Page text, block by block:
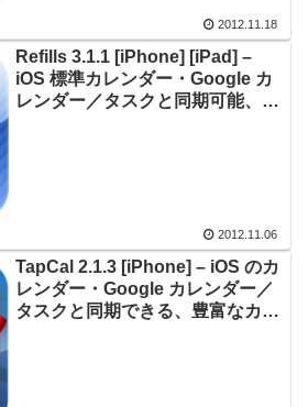
2012.11.18
Refills 3.1.1 [iPhone] [iPad] –
iOS 標準カレンダー・Google カ
レンダー／タスクと同期可能、紙
2012.11.06
TapCal 2.1.3 [iPhone] – iOS のカ
レンダー・Google カレンダー／
タスクと同期できる、豊富なカス